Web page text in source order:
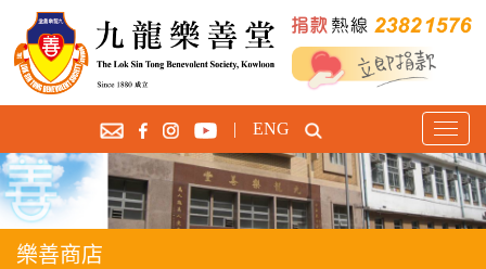
T
o
g
g
l
| ENG
樂善商店